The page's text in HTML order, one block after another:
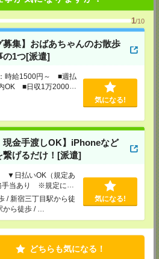
1/10
募集】おばあちゃんのお散歩
の1つ[派遣]
時給1500円～ ■週払
OK ■日収1万2000円
気になる!
現金手渡しOK】iPhoneなど
繋げるだけ！[派遣]
▼日払いOK（規定あ
手当あり ※規定によ
/ 新宿三丁目駅から徒
から徒歩 / …
気になる!
どちらも気になる！
エルタワー 17F
レイーストビル 8F
い 2-2-1 横浜ランドマークタワー36F
大宮区桜木町 1-10-16 シーノ大宮ノース